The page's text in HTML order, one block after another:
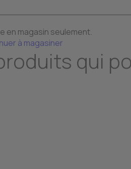
en magasin seulement.
à magasiner
qui